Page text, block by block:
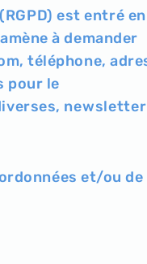
est entré en
à demander
téléphone,
pour le
newsletter
et/ou